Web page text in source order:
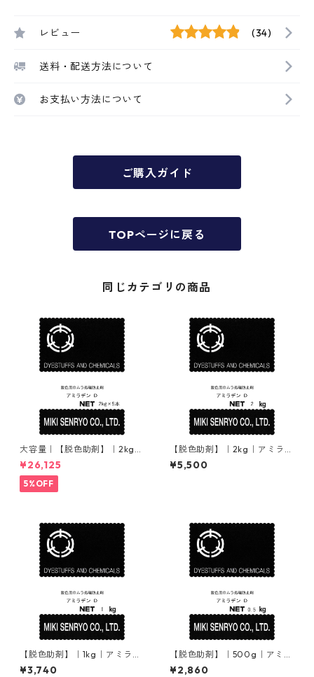
レビュー (34)
送料・配送方法について
お支払い方法について
ご購入ガイド
TOPページに戻る
同じカテゴリの商品
大容量｜【脱色助剤】｜2kg×
5本｜アミラヂンＤ
¥26,125
5%OFF
【脱色助剤】｜2kg｜アミラヂ
ンＤ
¥5,500
【脱色助剤】｜1kg｜アミラヂ
ンＤ
¥3,740
【脱色助剤】｜500g｜アミラ
ヂンＤ
¥2,860